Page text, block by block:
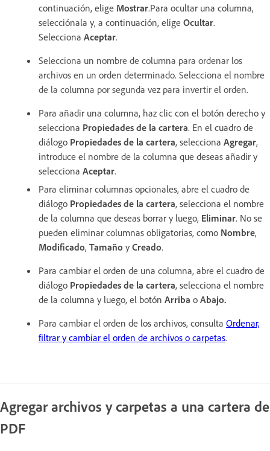
continuación, elige Mostrar.Para ocultar una columna,
selecciónala y, a continuación, elige Ocultar.
Selecciona Aceptar.
Selecciona un nombre de columna para ordenar los
archivos en un orden determinado. Selecciona el nombre
de la columna por segunda vez para invertir el orden.
Para añadir una columna, haz clic con el botón derecho y
selecciona Propiedades de la cartera. En el cuadro de
diálogo Propiedades de la cartera, selecciona Agregar,
introduce el nombre de la columna que deseas añadir y
selecciona Aceptar.
Para eliminar columnas opcionales, abre el cuadro de
diálogo Propiedades de la cartera, selecciona el nombre
de la columna que deseas borrar y luego, Eliminar. No se
pueden eliminar columnas obligatorias, como Nombre,
Modificado, Tamaño y Creado.
Para cambiar el orden de una columna, abre el cuadro de
diálogo Propiedades de la cartera, selecciona el nombre
de la columna y luego, el botón Arriba o Abajo.
Para cambiar el orden de los archivos, consulta Ordenar,
filtrar y cambiar el orden de archivos o carpetas.
Agregar archivos y carpetas a una cartera de
PDF